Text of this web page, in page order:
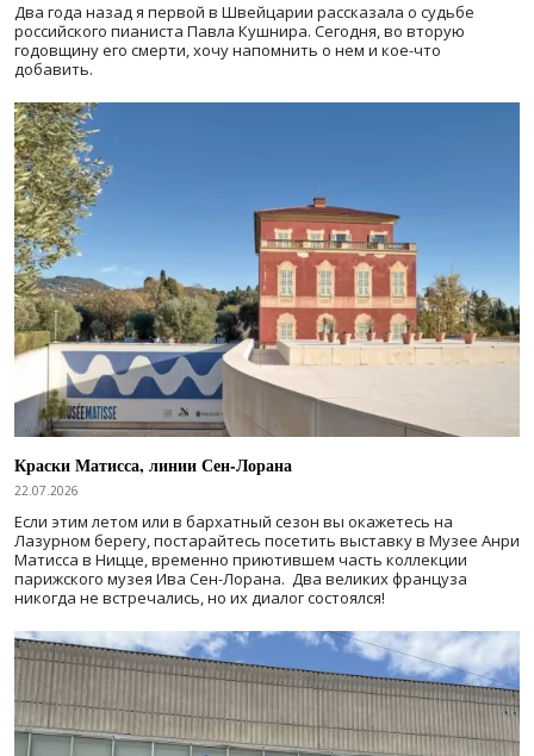
Два года назад я первой в Швейцарии рассказала о судьбе
российского пианиста Павла Кушнира. Сегодня, во вторую
годовщину его смерти, хочу напомнить о нем и кое-что
добавить.
Краски Матисса, линии Сен-Лорана
22.07.2026
Если этим летом или в бархатный сезон вы окажетесь на
Лазурном берегу, постарайтесь посетить выставку в Музее Анри
Матисса в Ницце, временно приютившем часть коллекции
парижского музея Ива Сен-Лорана. Два великих француза
никогда не встречались, но их диалог состоялся!